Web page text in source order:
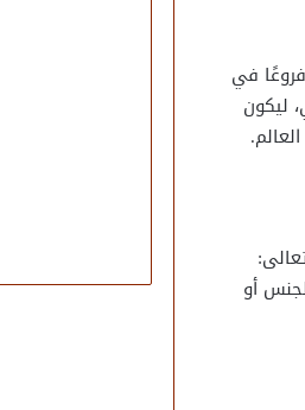
في
ليكون
أو